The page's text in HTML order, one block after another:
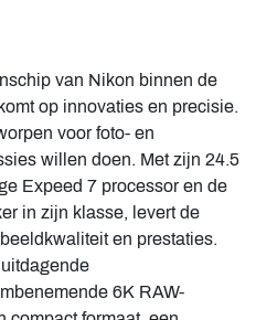
van Nikon binnen de
op innovaties en precisie.
voor foto- en
willen doen. Met zijn 24.5
Expeed 7 processor en de
in zijn klasse, levert de
en prestaties.
6K RAW-